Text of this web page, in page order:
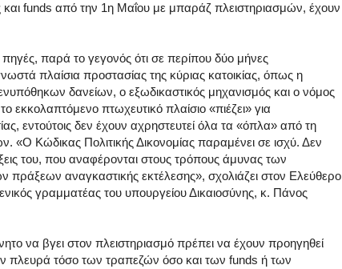
funds από την 1η Μαΐου με μπαράζ πλειστηριασμών, έχουν
παρά το γεγονός ότι σε περίπου δύο μήνες
πλαίσια προστασίας της κύριας κατοικίας, όπως η
δανείων, ο εξωδικαστικός μηχανισμός και ο νόμος
εκκολαπτόμενο πτωχευτικό πλαίσιο «πιέζει» για
εντούτοις δεν έχουν αχρηστευτεί όλα τα «όπλα» από τη
«Ο Κώδικας Πολιτικής Δικονομίας παραμένει σε ισχύ. Δεν
του, που αναφέρονται στους τρόπους άμυνας των
πράξεων αναγκαστικής εκτέλεσης», σχολιάζει στον Ελεύθερο
γραμματέας του υπουργείου Δικαιοσύνης, κ. Πάνος
να βγει στον πλειστηριασμό πρέπει να έχουν προηγηθεί
πλευρά τόσο των τραπεζών όσο και των funds ή των